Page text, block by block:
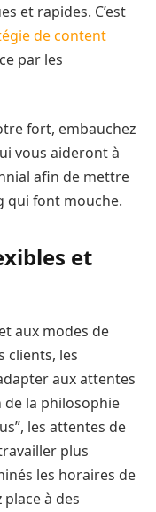
et rapides. C’est
de content
par les
fort, embauchez
vous aideront à
afin de mettre
qui font mouche.
et
aux modes de
clients, les
aux attentes
de la philosophie
les attentes de
plus
les horaires de
à des